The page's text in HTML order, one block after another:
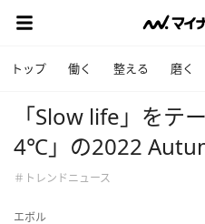
トップ 働く 整える 磨く
「Slow life」をテ
4℃」の2022
＃トレンドニュース
エボル